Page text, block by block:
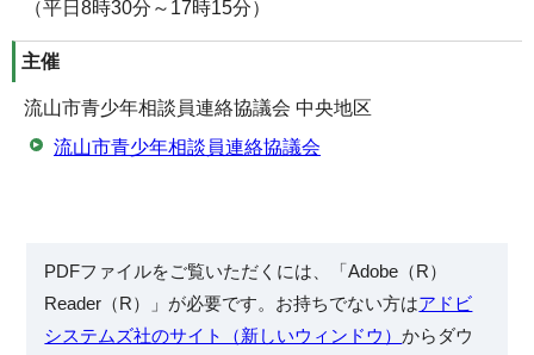
（平日8時30分～17時15分）
主催
流山市青少年相談員連絡協議会 中央地区
流山市青少年相談員連絡協議会
PDFファイルをご覧いただくには、「Adobe（R）
Reader（R）」が必要です。お持ちでない方はアドビ
システムズ社のサイト（新しいウィンドウ）からダウ